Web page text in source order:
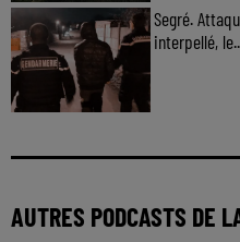
Segré.
interpellé,
AUTRES PODCASTS DE